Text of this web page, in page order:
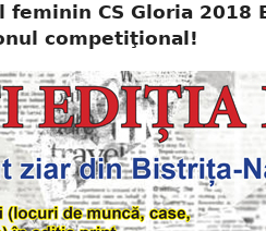
feminin CS Gloria 2018
competiţional!